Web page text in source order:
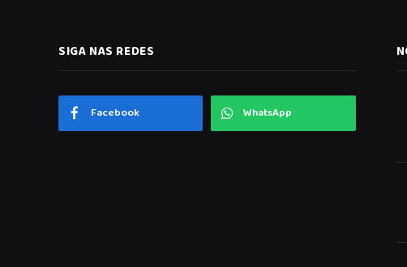
SIGA NAS REDES
Facebook WhatsApp